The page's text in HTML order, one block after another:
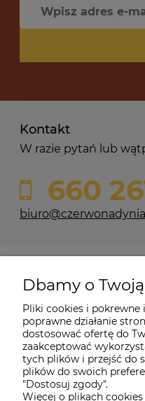
Kontakt
W razie pytań lub
660
Moje konto
O firmie
Dbamy o
Pliki cookies i
poprawne działanie
dostosować ofertę do
zaakceptować
tych plików i przejść do
plików do swoich
"Dostosuj zgody".
Więcej o plikach